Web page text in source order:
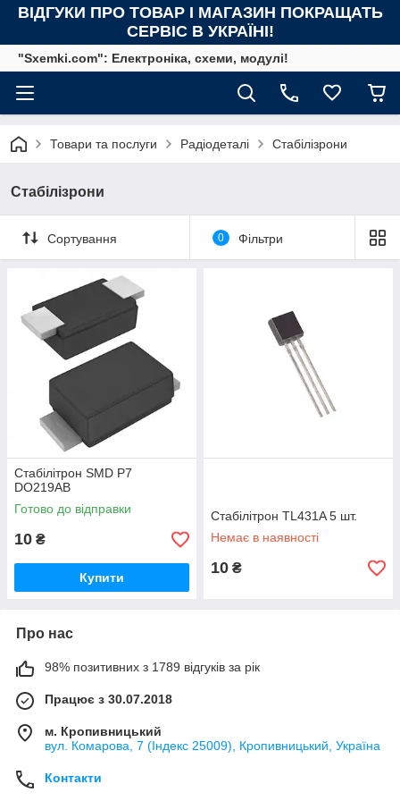
ВІДГУКИ ПРО ТОВАР І МАГАЗИН ПОКРАЩАТЬ
СЕРВІС В УКРАЇНІ!
"Sxemki.com": Електроніка, схеми, модулі!
Товари та послуги Радіодеталі Стабілізрони
Стабілізрони
Сортування 0 Фільтри
Стабілітрон SMD P7
DO219AB
Готово до відправки
10 ₴
Купити
Стабілітрон TL431A 5 шт.
Немає в наявності
10 ₴
Про нас
98% позитивних з 1789 відгуків за рік
Працює з 30.07.2018
м. Кропивницький
вул. Комарова, 7 (Індекс 25009), Кропивницький, Україна
Контакти